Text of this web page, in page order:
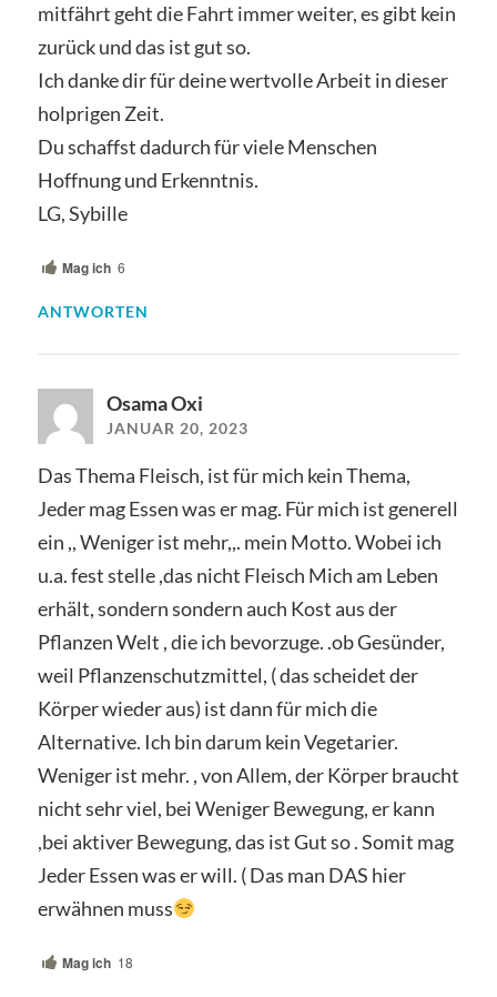
mitfährt geht die Fahrt immer weiter, es gibt kein
zurück und das ist gut so.
Ich danke dir für deine wertvolle Arbeit in dieser
holprigen Zeit.
Du schaffst dadurch für viele Menschen
Hoffnung und Erkenntnis.
LG, Sybille
Mag ich 6
ANTWORTEN
Osama Oxi
JANUAR 20, 2023
Das Thema Fleisch, ist für mich kein Thema,
Jeder mag Essen was er mag. Für mich ist generell
ein ,, Weniger ist mehr,,. mein Motto. Wobei ich
u.a. fest stelle ,das nicht Fleisch Mich am Leben
erhält, sondern sondern auch Kost aus der
Pflanzen Welt , die ich bevorzuge. .ob Gesünder,
weil Pflanzenschutzmittel, ( das scheidet der
Körper wieder aus) ist dann für mich die
Alternative. Ich bin darum kein Vegetarier.
Weniger ist mehr. , von Allem, der Körper braucht
nicht sehr viel, bei Weniger Bewegung, er kann
,bei aktiver Bewegung, das ist Gut so . Somit mag
Jeder Essen was er will. ( Das man DAS hier
erwähnen muss
Mag ich 18